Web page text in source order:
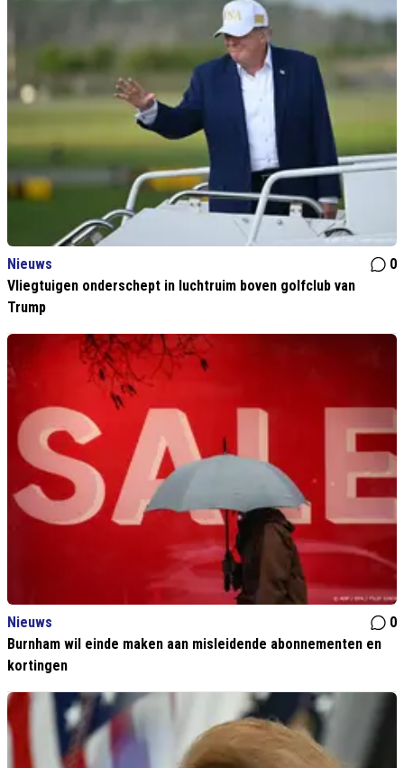
Nieuws
0
Vliegtuigen onderschept in luchtruim boven golfclub van
Trump
Nieuws
0
Burnham wil einde maken aan misleidende abonnementen en
kortingen